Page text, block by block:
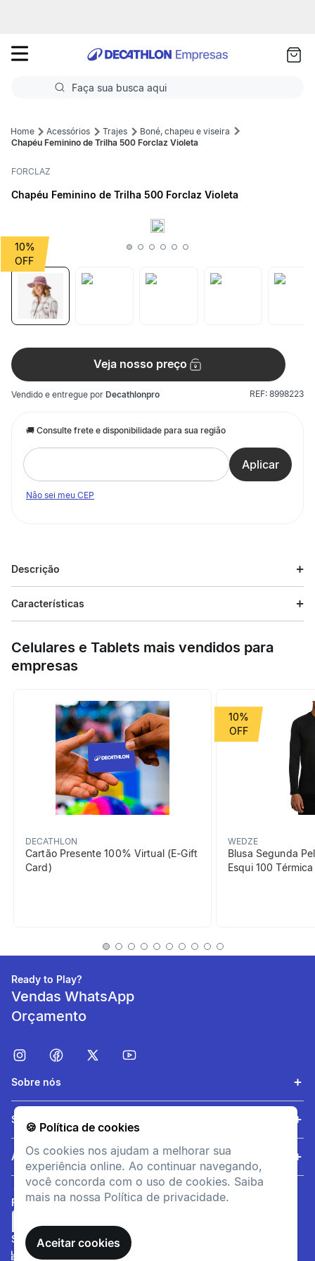
🍪 Política de cookies
Os cookies nos ajudam a melhorar sua
experiência online. Ao continuar navegando,
você concorda com o uso de cookies. Saiba
mais na nossa Política de privacidade.
Aceitar cookies
Faça sua busca aqui
2
4ºVolei
ºFutebol Campo
Acessórios Trajes
Boné, chapeu e viseira
Chapéu Feminino de Trilha 500 Forclaz Violeta
FORCLAZ
Chapéu Feminino de Trilha 500 Forclaz Violeta
10%
Veja nosso preço
Vendido e entregue por Decathlonpro REF: 8998223
Não sei meu CEP
Descrição
Nossa equipe apaixonada por trilhas criou esse chapéu estiloso
Características
Esporte
Grupo de Esporte Montanha
beneficiosDoProduto
proteção UV.
permitir a circulação de ar
Celulares e Tablets mais vendidos para
empresas
DECATHLON
Cartão Presente 100% Virtual (E-Gift
Card)
WEDZE
Blusa Segunda
Esqui 100
10%
Ready to Play?
Vendas WhatsApp
Orçamento
Sobre nós
Serviços
Ajuda
FORMAS DE PAGAMENTO
SITE SEGURO